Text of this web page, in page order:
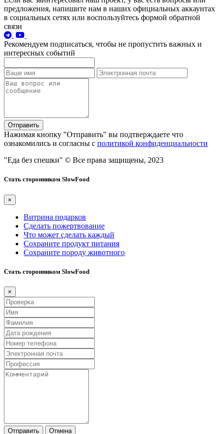
предложения, напишите нам в наших официальных аккаунтах
в социальных сетях или воспользуйтесь формой обратной
связи
Рекомендуем подписаться, чтобы не пропустить важных и
интересных событий
Отправить
Нажимая кнопку "Отправить" вы подтверждаете что
ознакомились и согласны с политикой конфиденциальности
"Еда без спешки" © Все права защищены, 2023
Стать сторонником SlowFood
×
Витрина подарков
Сделать пожертвование
Что может сделать каждый
Сохраните продукт питания
Сохраните породу животного
Стать сторонником SlowFood
×
Отправить Отмена